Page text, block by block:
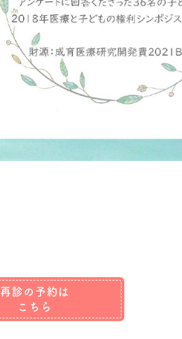
再診の予約は
こちら